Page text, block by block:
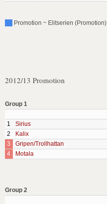
Promotion ~ Elitserien (Promotion)
2012/13 Promotion
Group 1
1
Sirius
2
Kalix
3
Gripen/Trollhattan
4
Motala
Group 2